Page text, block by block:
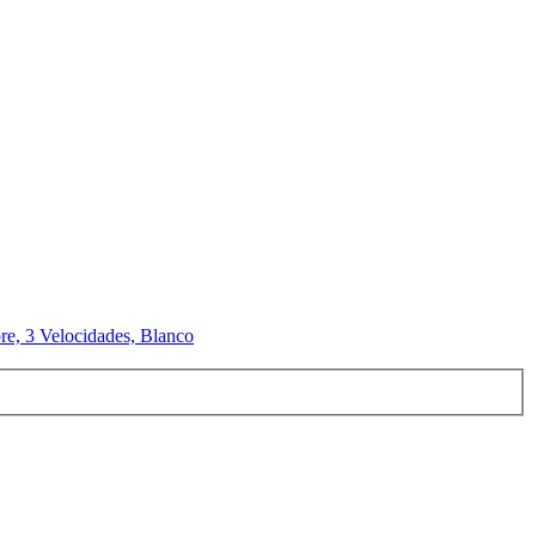
3 Velocidades, Blanco